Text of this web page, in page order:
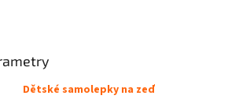
Dětské samolepky na zeď